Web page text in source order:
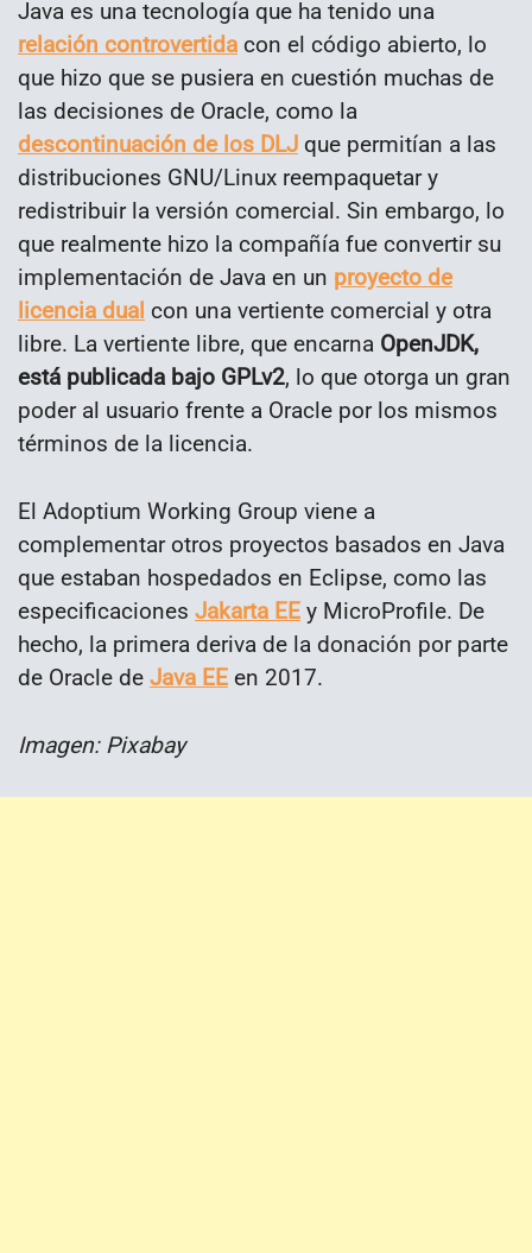
Java es una tecnología que ha tenido una
relación controvertida con el código abierto, lo
que hizo que se pusiera en cuestión muchas de
las decisiones de Oracle, como la
descontinuación de los DLJ que permitían a las
distribuciones GNU/Linux reempaquetar y
redistribuir la versión comercial. Sin embargo, lo
que realmente hizo la compañía fue convertir su
implementación de Java en un proyecto de
licencia dual con una vertiente comercial y otra
libre. La vertiente libre, que encarna OpenJDK,
está publicada bajo GPLv2, lo que otorga un gran
poder al usuario frente a Oracle por los mismos
términos de la licencia.
El Adoptium Working Group viene a
complementar otros proyectos basados en Java
que estaban hospedados en Eclipse, como las
especificaciones Jakarta EE y MicroProfile. De
hecho, la primera deriva de la donación por parte
de Oracle de Java EE en 2017.
Imagen: Pixabay